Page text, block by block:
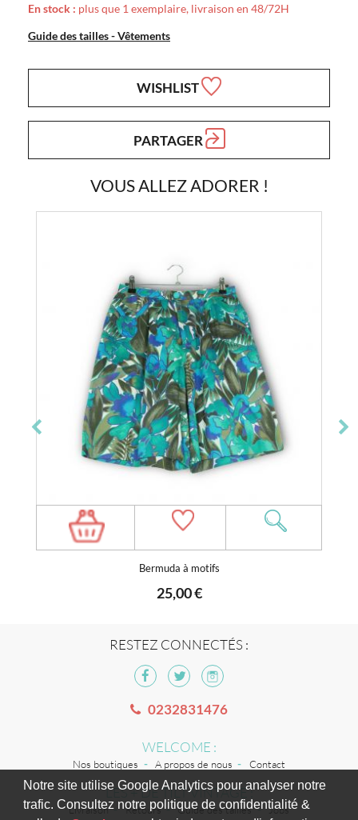
Notre site utilise Google Analytics pour analyser notre
trafic. Consultez notre politique de confidentialité &
En stock : plus que 1 exemplaire, livraison en 48/72H
Guide des tailles - Vêtements
WISHLIST
PARTAGER
VOUS ALLEZ ADORER !
Bermuda à motifs
25,00 €
RESTEZ CONNECTÉS :
0232831476
WELCOME :
Nos boutiques A propos de nous Contact
LES + DE TILT VINTAGE :
Livraison Retours Guide des tailles Jobs